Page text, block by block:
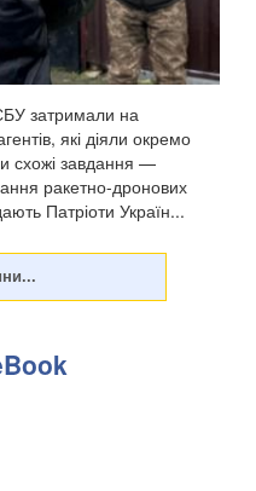
затримали на
які діяли окремо
схожі завдання —
ракетно-дронових
Патріоти Україн...